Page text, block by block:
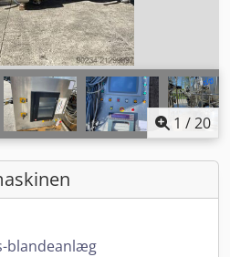
1 /20
blandeanlæg